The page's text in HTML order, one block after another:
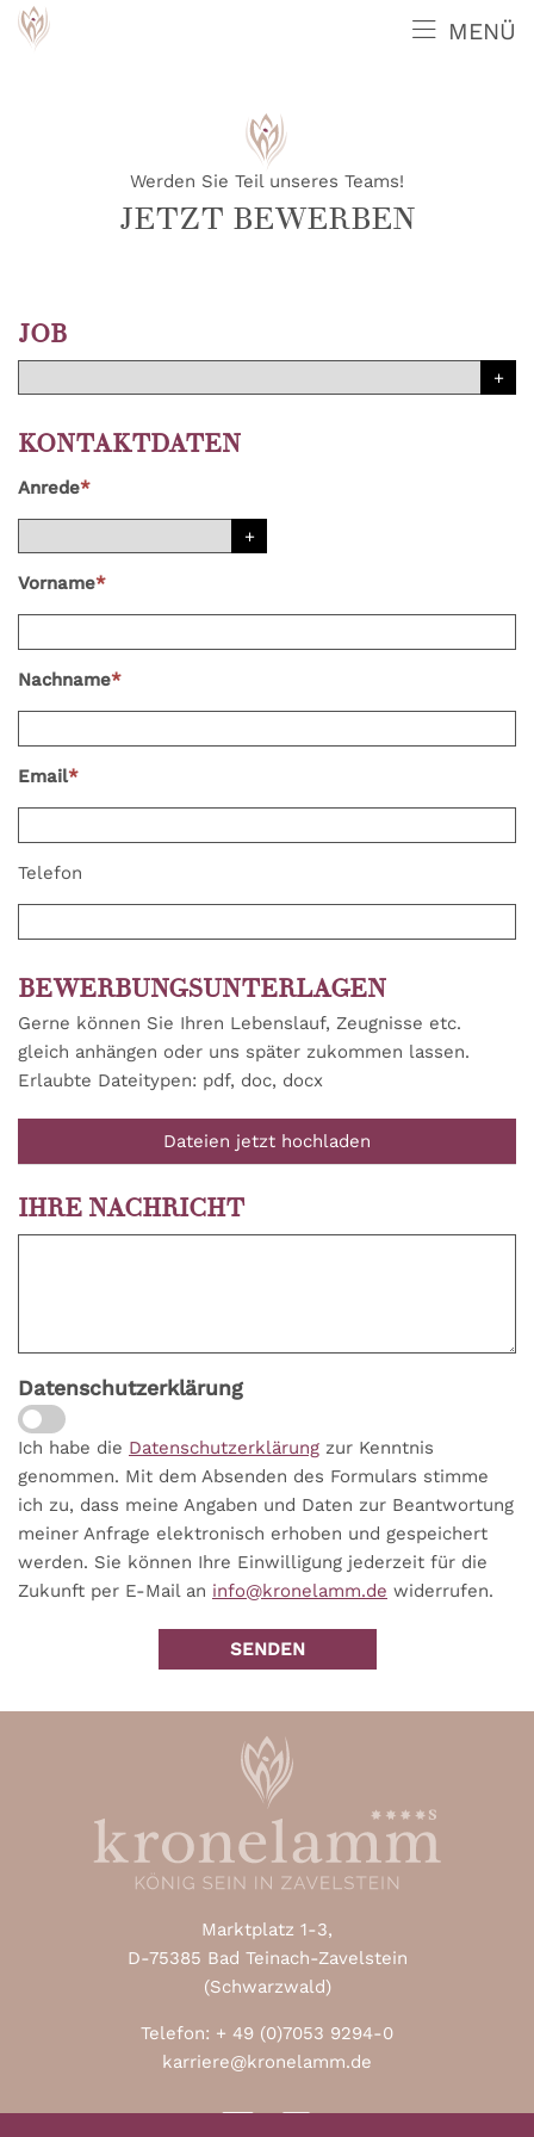
MENÜ
Werden Sie Teil unseres Teams!
JETZT BEWERBEN
JOB
KONTAKTDATEN
Anrede*
Vorname*
Nachname*
Email*
Telefon
BEWERBUNGSUNTERLAGEN
Gerne können Sie Ihren Lebenslauf, Zeugnisse etc.
gleich anhängen oder uns später zukommen lassen.
Erlaubte Dateitypen: pdf, doc, docx
Dateien jetzt hochladen
IHRE NACHRICHT
Datenschutzerklärung
Ich habe die Datenschutzerklärung zur Kenntnis
genommen. Mit dem Absenden des Formulars stimme
ich zu, dass meine Angaben und Daten zur Beantwortung
meiner Anfrage elektronisch erhoben und gespeichert
werden. Sie können Ihre Einwilligung jederzeit für die
Zukunft per E-Mail an info@kronelamm.de widerrufen.
Marktplatz 1-3,
D-75385 Bad Teinach-Zavelstein
(Schwarzwald)
Telefon: + 49 (0)7053 9294-0
karriere@kronelamm.de